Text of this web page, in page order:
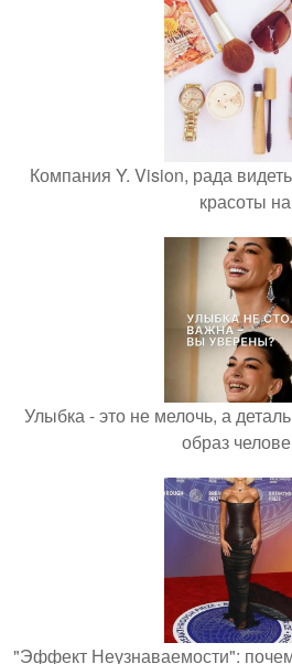
Компания Y. Vision, рада
красоты
Улыбка - это не мелочь, а
образ
"Эффект Неузнаваемости":